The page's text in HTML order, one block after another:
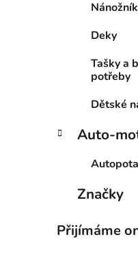
Deky
Tašky a
potřeby
Dětské
Auto-
Značky
Přijímáme